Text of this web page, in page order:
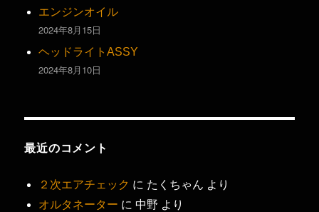
エンジンオイル
2024年8月15日
ヘッドライトASSY
2024年8月10日
最近のコメント
２次エアチェック に たくちゃん より
オルタネーター に中野 より